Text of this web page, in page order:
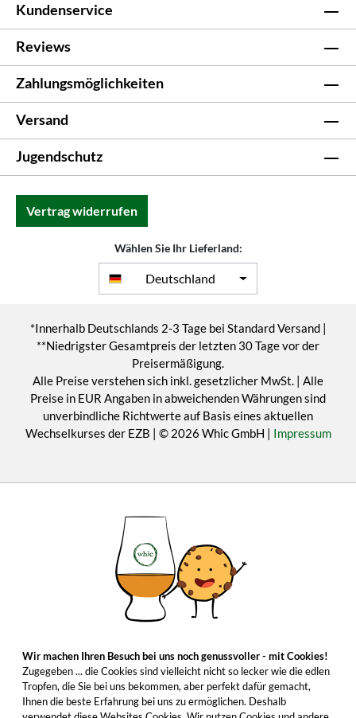
Kundenservice
Reviews
Zahlungsmöglichkeiten
Versand
Jugendschutz
Vertrag widerrufen
Wählen Sie Ihr Lieferland:
Deutschland
*Innerhalb Deutschlands 2-3 Tage bei Standard Versand |
**Niedrigster Gesamtpreis der letzten 30 Tage vor der
Preisermäßigung.
Alle Preise verstehen sich inkl. gesetzlicher MwSt. | Alle
Preise in EUR Angaben in abweichenden Währungen sind
unverbindliche Richtwerte auf Basis eines aktuellen
Wechselkurses der EZB | © 2026 Whic GmbH | Impressum
Wir machen Ihren Besuch bei uns noch genussvoller - mit Cookies!
Zugegeben ... die Cookies sind vielleicht nicht so lecker wie die edlen
Tropfen, die Sie bei uns bekommen, aber perfekt dafür gemacht,
Ihnen die beste Erfahrung bei uns zu ermöglichen. Deshalb